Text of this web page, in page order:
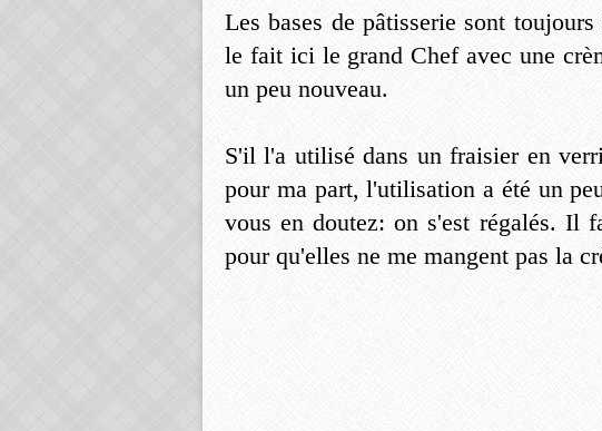
Les bases de pâtisserie sont
le fait ici le grand Chef avec une
un peu nouveau.
S'il l'a utilisé dans un fraisier en
pour ma part, l'utilisation a été un
vous en doutez: on s'est régalés. Il
pour qu'elles ne me mangent pas la